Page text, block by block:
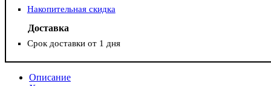
Накопительная скидка
Доставка
Срок доставки от 1 дня
Описание